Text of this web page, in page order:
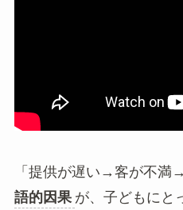
「提供が遅い→客が不満
語的因果 が、子どもにと